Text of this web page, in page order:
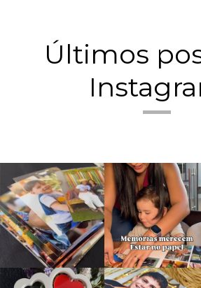
Últimos